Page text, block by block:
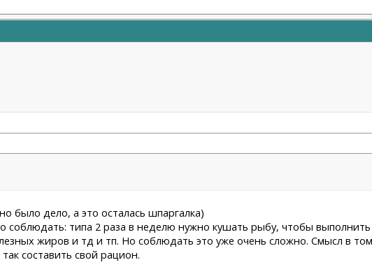
было дело, а это осталась шпаргалка)
соблюдать: типа 2 раза в неделю нужно кушать рыбу, чтобы
жиров и тд и тп. Но соблюдать это уже очень сложно. Смысл в
составить свой рацион.